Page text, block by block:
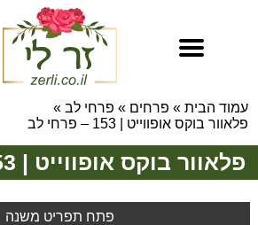
עמוד הבית » פרחים » פרחי לב »
פלאוור בוקס אופווייט | 153 – פרחי לב
פלאוור בוקס אופווייט | 153 – פרחי לב
פתח תפריט משנה